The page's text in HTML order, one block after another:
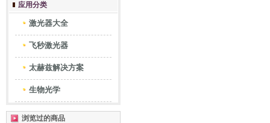
应用分类
激光器大全
飞秒激光器
太赫兹解决方案
生物光学
浏览过的商品